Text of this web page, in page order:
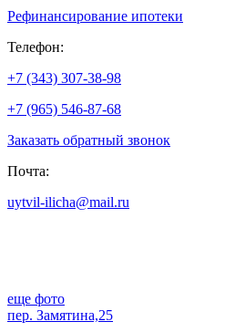
Рефинансирование ипотеки
Телефон:
+7 (343) 307-38-98
+7 (965) 546-87-68
Заказать обратный звонок
Почта:
uytvil-ilicha@mail.ru
еще фото
пер. Замятина,25